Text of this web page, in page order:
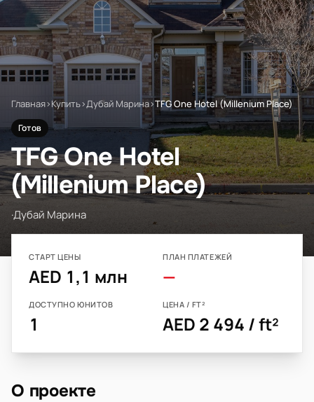
Главная›Купить›Дубай Марина›TFG One Hotel (Millenium Place)
Готов
TFG One Hotel
(Millenium Place)
·Дубай Марина
СТАРТ ЦЕНЫ
AED 1,1 млн
ПЛАН ПЛАТЕЖЕЙ
—
ДОСТУПНО ЮНИТОВ
1
ЦЕНА / FT²
AED 2 494 / ft²
О проекте